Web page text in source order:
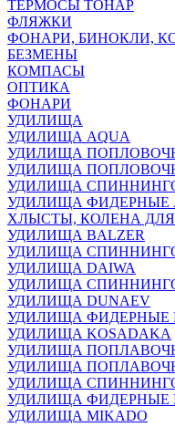
ТЕРМОСЫ ТОНАР
ФЛЯЖКИ
ФОНАРИ, БИНОКЛИ,
БЕЗМЕНЫ
КОМПАСЫ
ОПТИКА
ФОНАРИ
УДИЛИЩА
УДИЛИЩА AQUA
УДИЛИЩА
УДИЛИЩА
УДИЛИЩА
УДИЛИЩА ФИДЕРНЫЕ
ХЛЫСТЫ, КОЛЕНА
УДИЛИЩА BALZER
УДИЛИЩА
УДИЛИЩА DAIWA
УДИЛИЩА
УДИЛИЩА DUNAEV
УДИЛИЩА ФИДЕРНЫЕ
УДИЛИЩА KOSADAKA
УДИЛИЩА
УДИЛИЩА
УДИЛИЩА
УДИЛИЩА ФИДЕРНЫЕ
УДИЛИЩА MIKADO